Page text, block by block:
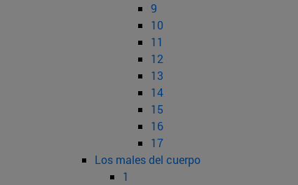
9
10
11
12
13
14
15
16
17
Los males del cuerpo
1